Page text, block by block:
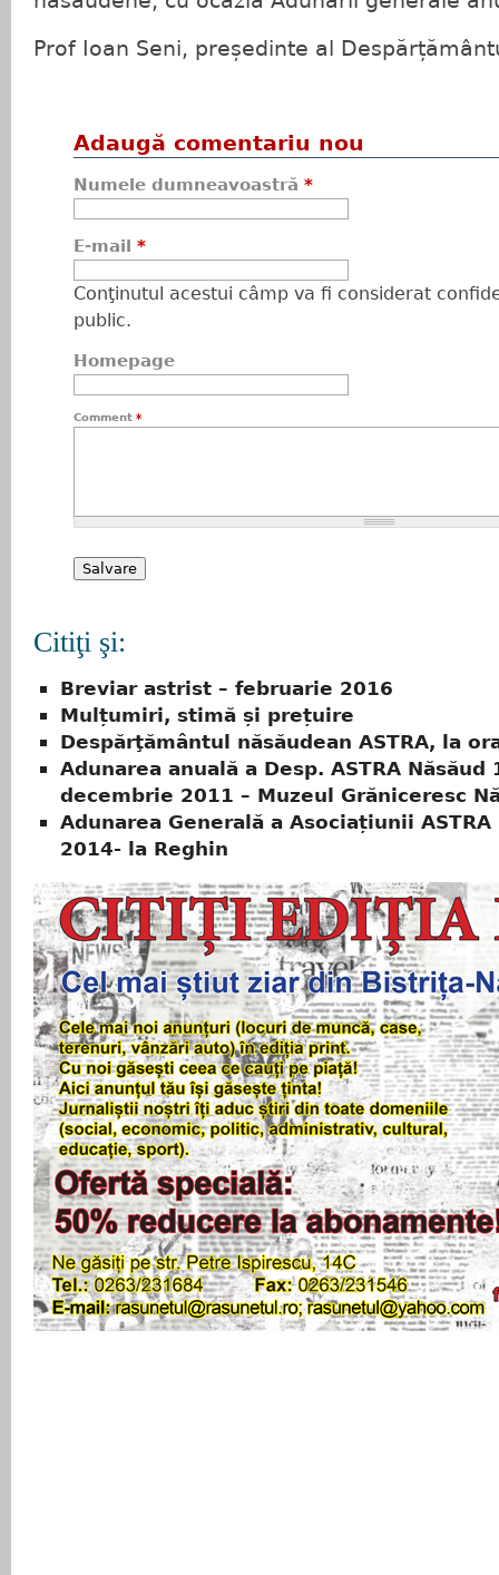
Prof Ioan Seni, președinte al
Adaugă comentariu nou
Numele dumneavoastră *
E-mail *
Conţinutul acestui câmp va fi considerat
public.
Homepage
Comment *
Citiţi şi:
Breviar astrist – februarie 2016
Mulțumiri, stimă și prețuire
Despărţământul năsăudean ASTRA, la
Adunarea anuală a Desp. ASTRA Năsăud
decembrie 2011 – Muzeul Grăniceresc
Adunarea Generală a Asociațiunii
2014- la Reghin